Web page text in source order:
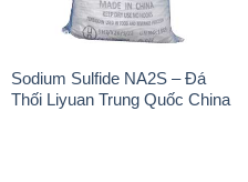
Sodium Sulfide NA2S – Đá
Thối Liyuan Trung Quốc China